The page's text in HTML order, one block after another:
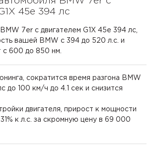
45e 394 лс
7er с двигателем G1X 45e 394 лс,
вашей BMW с 394 до 520 л.с. и
с 600 до 850 нм.
сократится время разгона BMW
до 100 км/ч до 4.1 сек и снизится
двигателя, прирост к мощности
к л.с. за скромную цену в 69 000